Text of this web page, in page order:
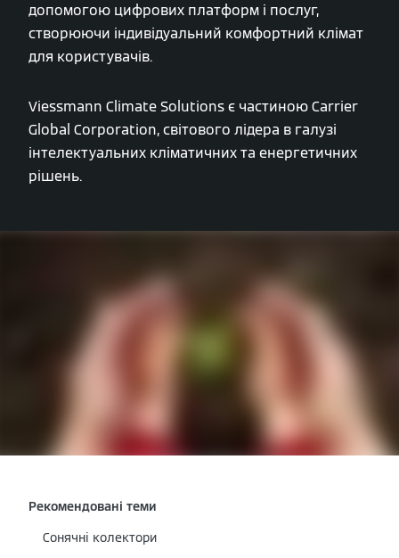
допомогою цифрових платформ і послуг,
створюючи індивідуальний комфортний клімат
для користувачів.
Viessmann Climate Solutions є частиною Carrier
Global Corporation, світового лідера в галузі
інтелектуальних кліматичних та енергетичних
рішень.
Рекомендовані теми
Сонячні колектори